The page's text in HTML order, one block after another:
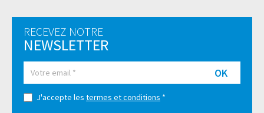
RECEVEZ NOTRE
NEWSLETTER
OK
J'accepte les termes et conditions *